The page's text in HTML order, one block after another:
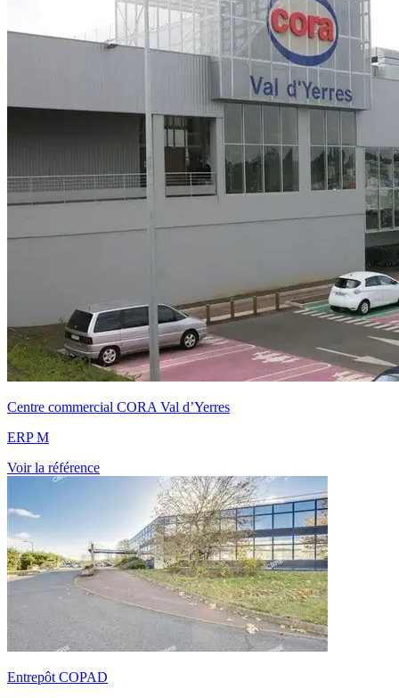
Centre commercial CORA Val d’Yerres
ERP M
Voir la référence
Entrepôt COPAD